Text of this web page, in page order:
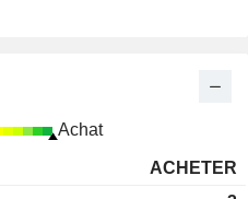
Achat
ACHETER